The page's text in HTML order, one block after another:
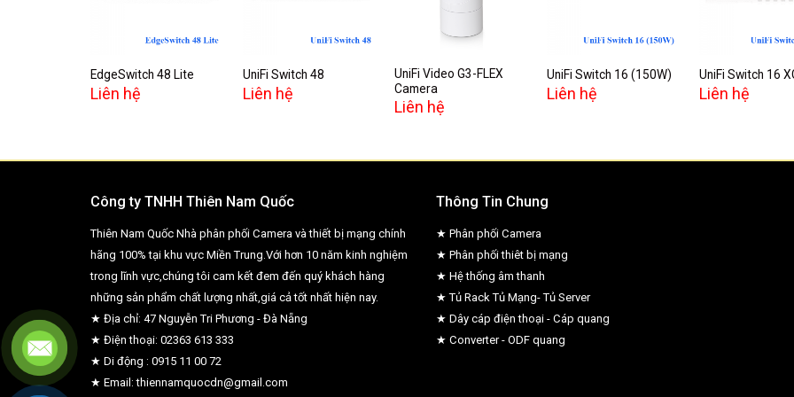
EdgeSwitch 48 Lite
Liên hệ
UniFi Switch 48
Liên hệ
UniFi Video G3-FLEX
Camera
Liên hệ
UniFi Switch 16 (150W)
Liên hệ
UniFi Switch 16
Liên hệ
Công ty TNHH Thiên Nam Quốc
Thiên Nam Quốc Nhà phân phối Camera và thiết bị mạng chính
hãng 100% tại khu vực Miền Trung.Với hơn 10 năm kinh nghiệm
trong lĩnh vực,chúng tôi cam kết đem đến quý khách hàng
những sản phẩm chất lượng nhất,giá cả tốt nhất hiện nay.
★ Địa chỉ: 47 Nguyễn Tri Phương - Đà Nẵng
★ Điện thoại: 02363 613 333
★ Di động : 0915 11 00 72
★ Email: thiennamquocdn@gmail.com
Thông Tin Chung
★ Phân phối Camera
★ Phân phối thiêt bị mạng
★ Hệ thống âm thanh
★ Tủ Rack Tủ Mạng- Tủ Server
★ Dây cáp điện thoại - Cáp quang
★ Converter - ODF quang